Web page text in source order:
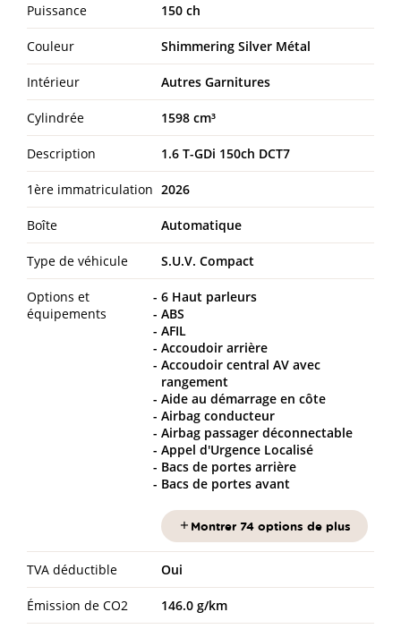
Puissance 150 ch
Couleur Shimmering Silver Métal
Intérieur Autres Garnitures
Cylindrée 1598 cm³
Description 1.6 T-GDi 150ch DCT7
1ère immatriculation 2026
Boîte Automatique
Type de véhicule S.U.V. Compact
Options et
équipements
6 Haut parleurs
ABS
AFIL
Accoudoir arrière
Accoudoir central AV avec
rangement
Aide au démarrage en côte
Airbag conducteur
Airbag passager déconnectable
Appel d'Urgence Localisé
Bacs de portes arrière
Bacs de portes avant
Montrer 74 options de plus
TVA déductible Oui
Émission de CO2 146.0 g/km